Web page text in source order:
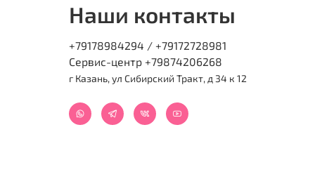
Наши контакты
+79178984294 / +79172728981
Сервис-центр +79874206268
г Казань, ул Сибирский Тракт, д 34 к 12